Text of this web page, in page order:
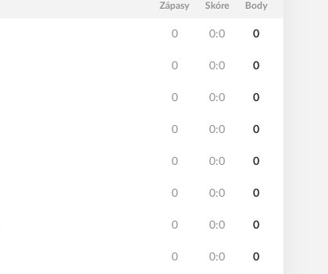
Zápasy Skóre Body
0 0:0 0
0 0:0 0
0 0:0 0
0 0:0 0
0 0:0 0
0 0:0 0
0 0:0 0
0 0:0 0